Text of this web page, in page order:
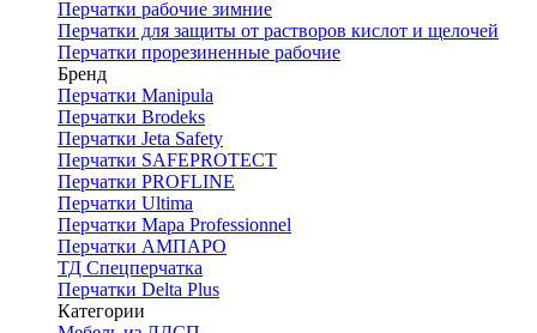
Перчатки рабочие зимние
Перчатки для защиты от растворов кислот и щелочей
Перчатки прорезиненные рабочие
Бренд
Перчатки Manipula
Перчатки Brodeks
Перчатки Jeta Safety
Перчатки SAFEPROTECT
Перчатки PROFLINE
Перчатки Ultima
Перчатки Мара Professionnel
Перчатки АМПАРО
ТД Спецперчатка
Перчатки Delta Plus
Категории